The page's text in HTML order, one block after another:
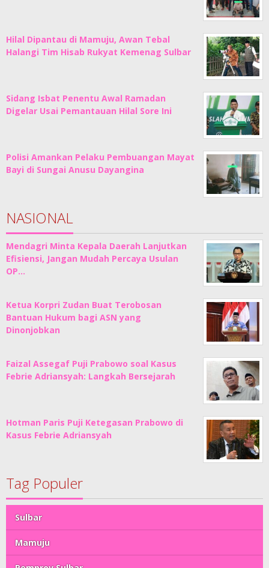
Hilal Dipantau di Mamuju, Awan Tebal
Halangi Tim Hisab Rukyat Kemenag Sulbar
Sidang Isbat Penentu Awal Ramadan
Digelar Usai Pemantauan Hilal Sore Ini
Polisi Amankan Pelaku Pembuangan Mayat
Bayi di Sungai Anusu Dayangina
NASIONAL
Mendagri Minta Kepala Daerah Lanjutkan
Efisiensi, Jangan Mudah Percaya Usulan
OP…
Ketua Korpri Zudan Buat Terobosan
Bantuan Hukum bagi ASN yang
Dinonjobkan
Faizal Assegaf Puji Prabowo soal Kasus
Febrie Adriansyah: Langkah Bersejarah
Hotman Paris Puji Ketegasan Prabowo di
Kasus Febrie Adriansyah
Tag Populer
Sulbar
Mamuju